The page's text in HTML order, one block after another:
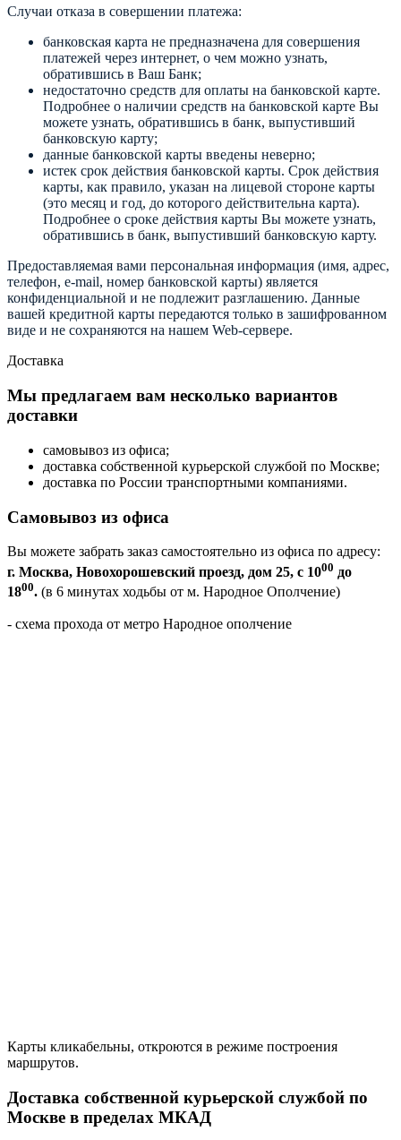
Случаи отказа в совершении платежа:
банковская карта не предназначена для совершения
платежей через интернет, о чем можно узнать,
обратившись в Ваш Банк;
недостаточно средств для оплаты на банковской карте.
Подробнее о наличии средств на банковской карте Вы
можете узнать, обратившись в банк, выпустивший
банковскую карту;
данные банковской карты введены неверно;
истек срок действия банковской карты. Срок действия
карты, как правило, указан на лицевой стороне карты
(это месяц и год, до которого действительна карта).
Подробнее о сроке действия карты Вы можете узнать,
обратившись в банк, выпустивший банковскую карту.
Предоставляемая вами персональная информация (имя, адрес,
телефон, e-mail, номер банковской карты) является
конфиденциальной и не подлежит разглашению. Данные
вашей кредитной карты передаются только в зашифрованном
виде и не сохраняются на нашем Web-сервере.
Доставка
Мы предлагаем вам несколько вариантов
доставки
самовывоз из офиса;
доставка собственной курьерской службой по Москве;
доставка по России транспортными компаниями.
Самовывоз из офиса
Вы можете забрать заказ самостоятельно из офиса по адресу:
г. Москва, Новохорошевский проезд, дом 25, с 1000 до
1800. (в 6 минутах ходьбы от м. Народное Ополчение)
- схема прохода от метро Народное ополчение
Карты кликабельны, откроются в режиме построения
маршрутов.
Доставка собственной курьерской службой по
Москве в пределах МКАД